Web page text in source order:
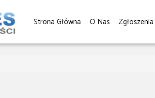
Strona Główna O Nas Zgłoszenia